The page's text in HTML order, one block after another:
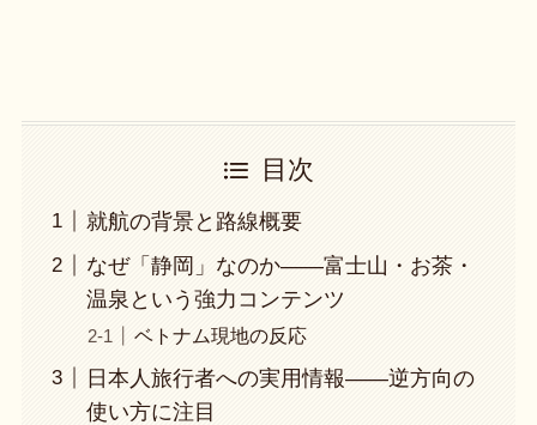
目次
就航の背景と路線概要
なぜ「静岡」なのか——富士山・お茶・
温泉という強力コンテンツ
ベトナム現地の反応
日本人旅行者への実用情報——逆方向の
使い方に注目